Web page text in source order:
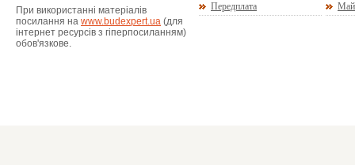
При використанні матеріалів
посилання на www.budexpert.ua (для
інтернет ресурсів з гіперпосиланням)
обов'язкове.
Передплата